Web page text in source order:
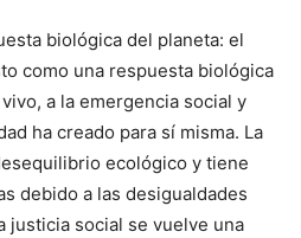
biológica del planeta: el
como una respuesta biológica
a la emergencia social y
ha creado para sí misma. La
ecológico y tiene
debido a las desigualdades
justicia social se vuelve una